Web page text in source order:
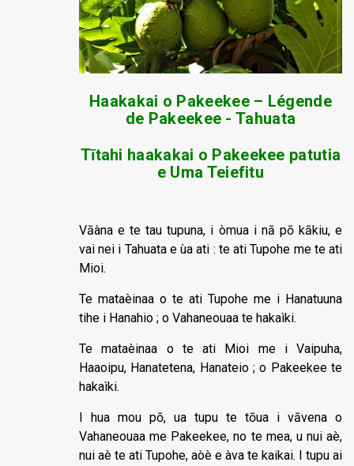
Haakakai o Pakeekee – Légende
de Pakeekee - Tahuata
Tītahi haakakai o Pakeekee patutia
e Uma Teiefitu
Vāàna e te tau tupuna, i òmua i nā pō kākiu, e
vai nei i Tahuata e ùa ati : te ati Tupohe me te ati
Mioi.
Te mataèinaa o te ati Tupohe me i Hanatuuna
tihe i Hanahio ; o Vahaneouaa te hakaìki.
Te mataèinaa o te ati Mioi me i Vaipuha,
Haaoipu, Hanatetena, Hanateio ; o Pakeekee te
hakaìki.
I hua mou pō, ua tupu te tōua i vāvena o
Vahaneouaa me Pakeekee, no te mea, u nui aè,
nui aè te ati Tupohe, aòè e àva te kaikai. I tupu ai